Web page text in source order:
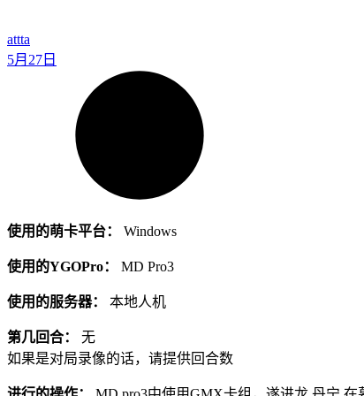
attta
5月27日
使用的萌卡平台： Windows
使用的YGOPro： MD Pro3
使用的服务器： 本地人机
第几回合：
无
如果是对局录像的话，请提供回合数